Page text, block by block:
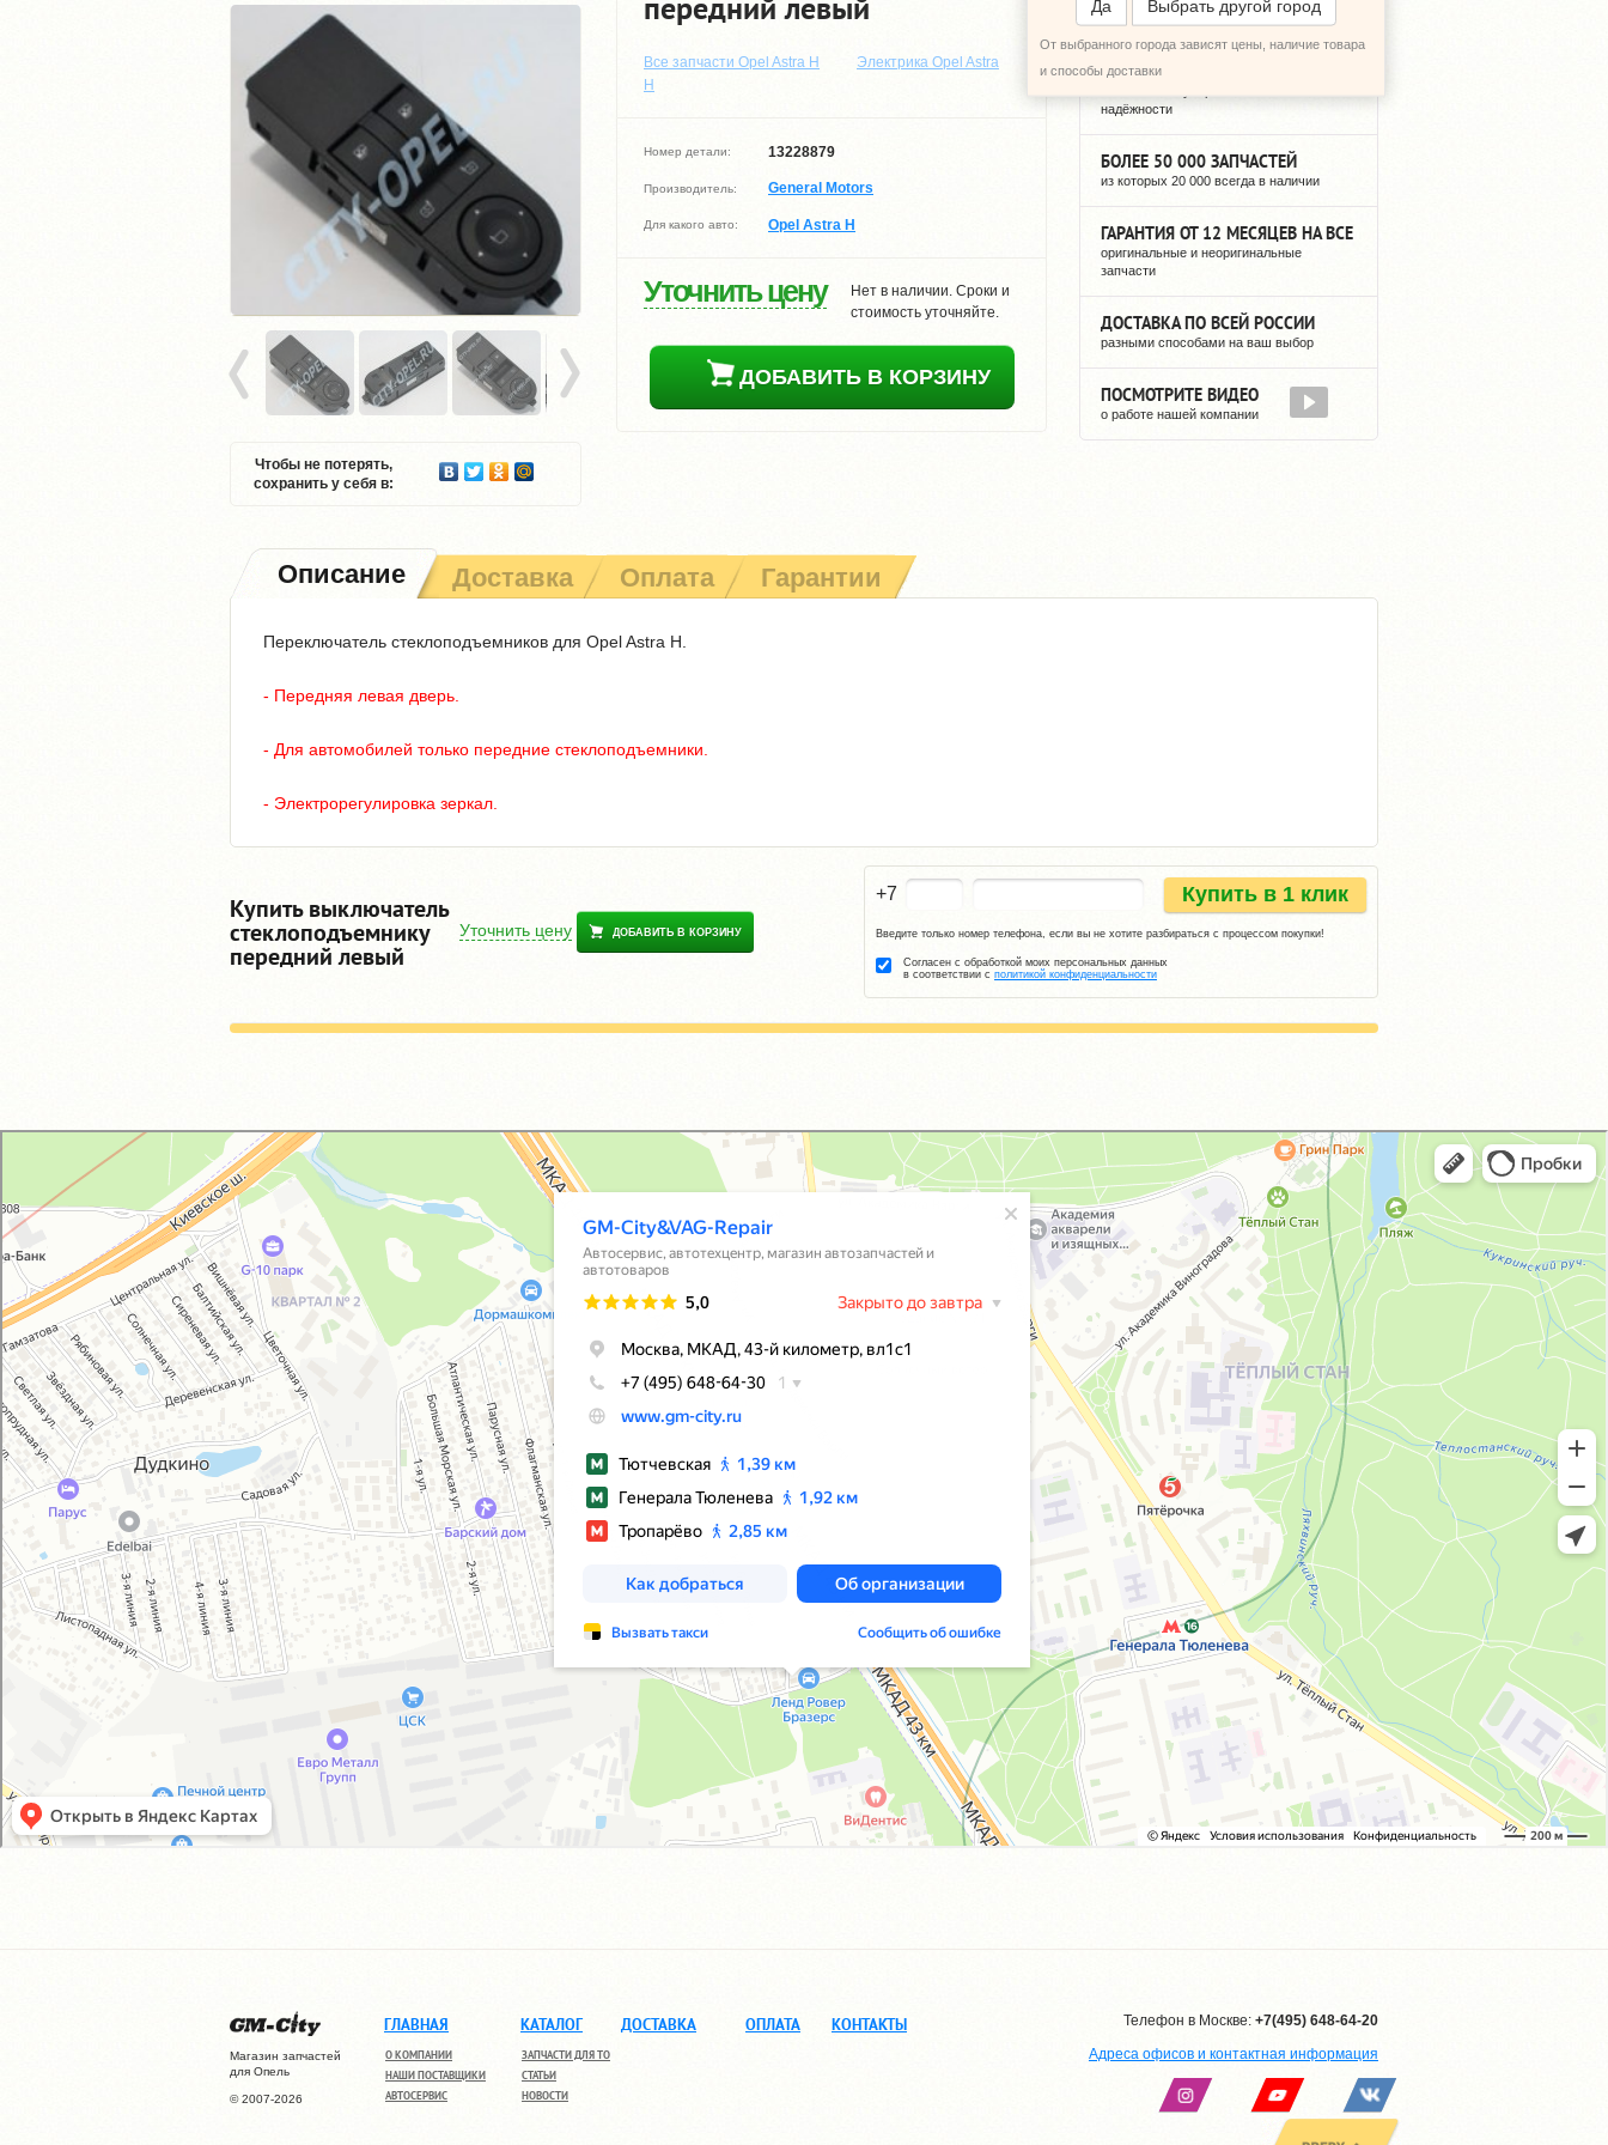
Все запчасти Opel Astra H
Электрика Opel Astra
H
Чтобы не потерять,
сохранить у себя в:
Номер детали: 13228879
Производитель: General Motors
Для какого авто: Opel Astra H
Уточнить цену
Нет в наличии. Сроки и
стоимость уточняйте.
ДОБАВИТЬ В КОРЗИНУ
Да Выбрать другой город
От выбранного города зависят цены, наличие товара
и способы доставки12 ЛЕТ РЕГУЛЯРНЫХ ПОСТАВОК
надёжности
БОЛЕЕ 50 000 ЗАПЧАСТЕЙ
из которых 20 000 всегда в наличии
ГАРАНТИЯ ОТ 12 МЕСЯЦЕВ НА ВСЕ
оригинальные и неоригинальные
запчасти
ДОСТАВКА ПО ВСЕЙ РОССИИ
разными способами на ваш выбор
ПОСМОТРИТЕ ВИДЕО
о работе нашей компании
Описание Доставка Оплата Гарантии
Переключатель стеклоподъемников для Opel Astra H.
- Передняя левая дверь.
- Для автомобилей только передние стеклоподъемники.
- Электрорегулировка зеркал.
Купить выключатель
стеклоподъемнику
передний левый
Уточнить цену ДОБАВИТЬ В КОРЗИНУ
+7 Купить в 1 клик
Введите только номер телефона, если вы не хотите разбираться с процессом покупки!
Согласен с обработкой моих персональных данных
в соответствии с политикой конфиденциальности
GM-City&VAG-Repair
Автосервис, автотехцентр в Москве
Магазин автозапчастей и автотоваров в Москве
Магазин запчастей
для Опель
© 2007-2026
ГЛАВНАЯ
О КОМПАНИИ
НАШИ ПОСТАВЩИКИ
АВТОСЕРВИС
КАТАЛОГ
ЗАПЧАСТИ ДЛЯ ТО
СТАТЬИ
НОВОСТИ
ДОСТАВКА ОПЛАТА КОНТАКТЫ Телефон в Москве: +7(495) 648-64-20
Адреса офисов и контактная информация